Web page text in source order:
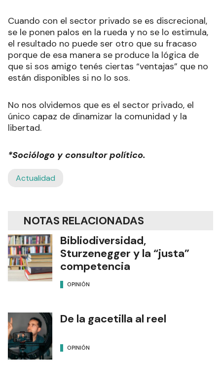
Cuando con el sector privado se es discrecional,
se le ponen palos en la rueda y no se lo estimula,
el resultado no puede ser otro que su fracaso
porque de esa manera se produce la lógica de
que si sos amigo tenés ciertas “ventajas” que no
están disponibles si no lo sos.
No nos olvidemos que es el sector privado, el
único capaz de dinamizar la comunidad y la
libertad.
*Sociólogo y consultor político.
Actualidad
NOTAS RELACIONADAS
Bibliodiversidad,
Sturzenegger y la “justa”
competencia
OPINIÓN
De la gacetilla al reel
OPINIÓN